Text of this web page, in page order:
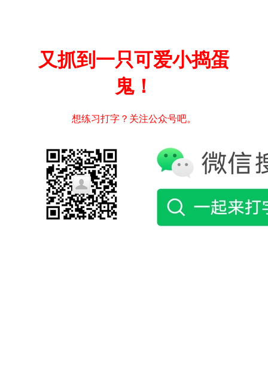
又抓到一只可爱小捣蛋
鬼！
想练习打字？关注公众号吧。